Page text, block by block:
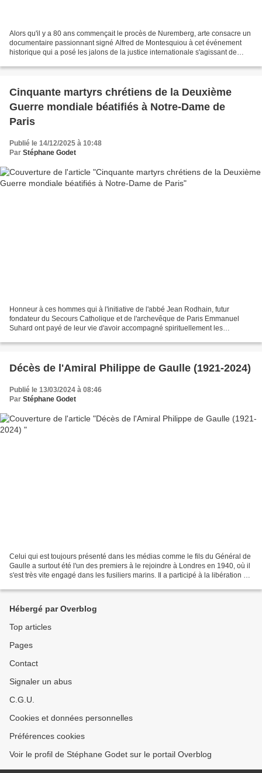
Alors qu'il y a 80 ans commençait le procès de Nuremberg, arte consacre un
documentaire passionnant signé Alfred de Montesquiou à cet événement
historique qui a posé les jalons de la justice internationale s'agissant de
Cinquante martyrs chrétiens de la Deuxième
Guerre mondiale béatifiés à Notre-Dame de
Paris
Publié le 14/12/2025 à 10:48
Par Stéphane Godet
Honneur à ces hommes qui à l'initiative de l'abbé Jean Rodhain, futur
fondateur du Secours Catholique et de l'archevêque de Paris Emmanuel
Suhard ont payé de leur vie d'avoir accompagné spirituellement les
Décès de l'Amiral Philippe de Gaulle (1921-2024)
Publié le 13/03/2024 à 08:46
Par Stéphane Godet
Celui qui est toujours présenté dans les médias comme le fils du Général de
Gaulle a surtout été l'un des premiers à le rejoindre à Londres en 1940, où il
s'est très vite engagé dans les fusiliers marins. Il a participé à la libération de
Hébergé par Overblog
Top articles
Pages
Contact
Signaler un abus
C.G.U.
Cookies et données personnelles
Préférences cookies
Voir le profil de Stéphane Godet sur le portail Overblog